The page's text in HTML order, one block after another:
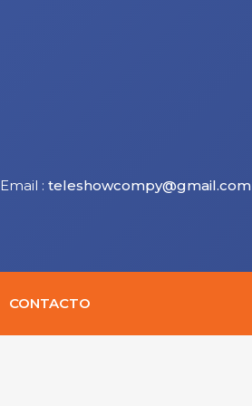
Email : teleshowcompy@gmail.com
CONTACTO